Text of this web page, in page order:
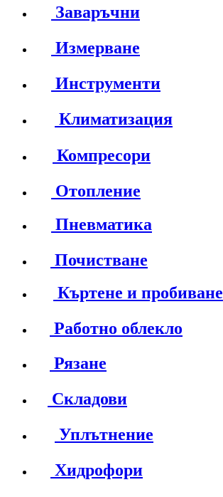
Заваръчни
Измерване
Инструменти
Климатизация
Компресори
Отопление
Пневматика
Почистване
Къртене и пробиване
Работно облекло
Рязане
Складови
Уплътнение
Хидрофори